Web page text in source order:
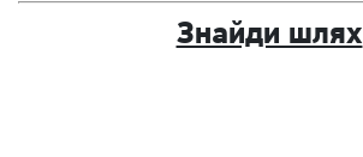
Знайди шлях